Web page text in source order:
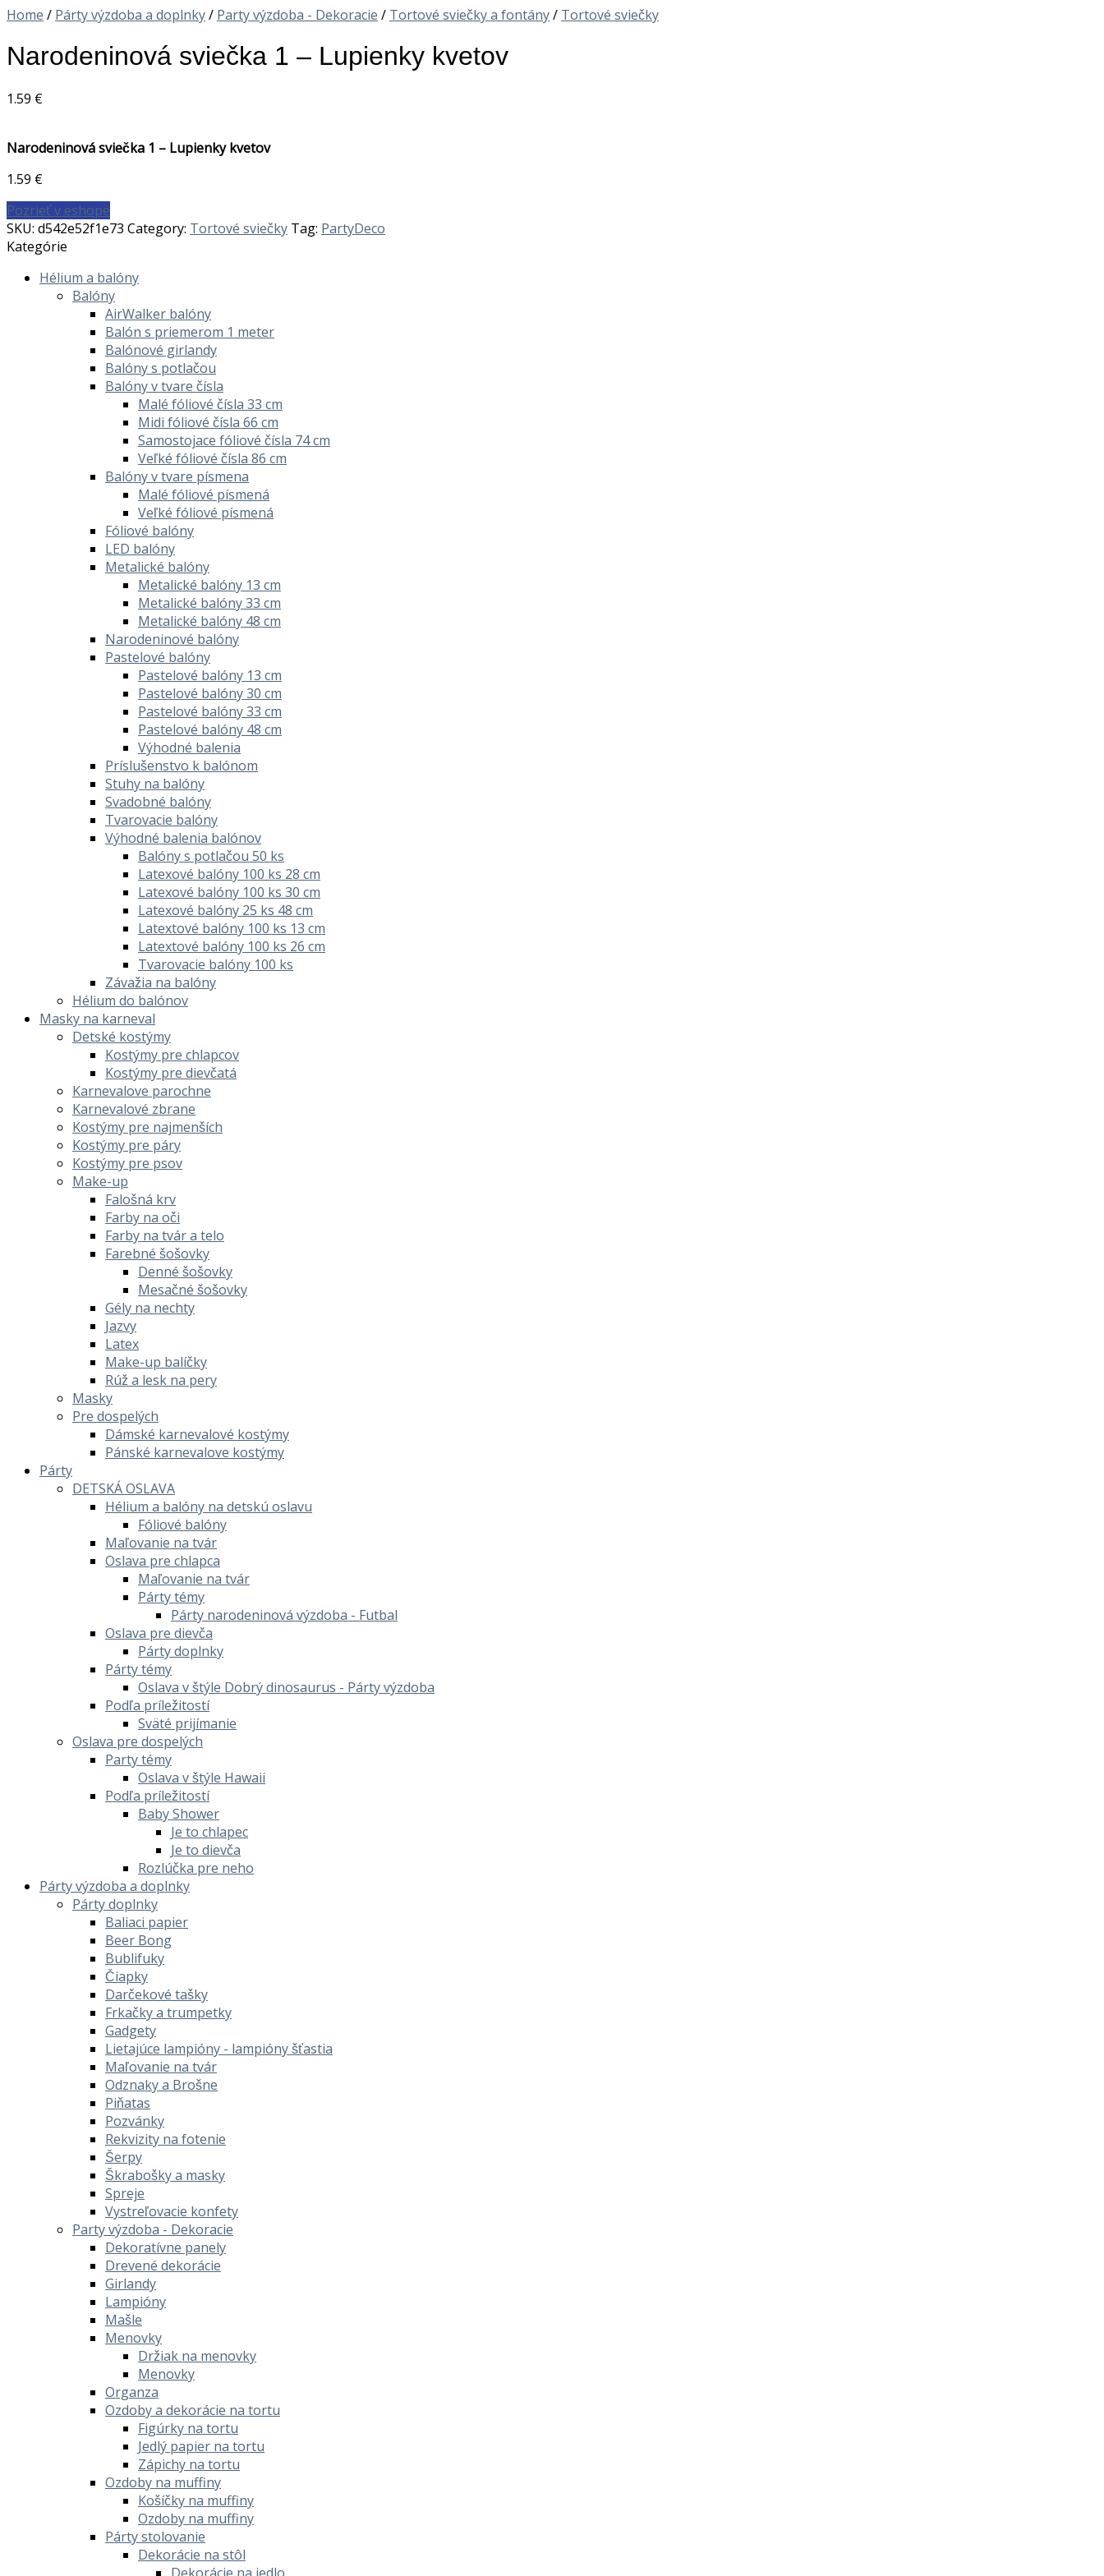
Home / Párty výzdoba a doplnky/ Party výzdoba - Dekoracie / Tortové sviečky a fontány/ Tortové sviečky
Narodeninová sviečka 1 – Lupienky kvetov
1.59 €
Narodeninová sviečka 1 – Lupienky kvetov
1.59 €
Pozrieť v eshope
SKU: d542e52f1e73 Category: Tortové sviečky Tag: PartyDeco
Kategórie
Hélium a balóny
Balóny
AirWalker balóny
Balón s priemerom 1 meter
Balónové girlandy
Balóny s potlačou
Balóny v tvare čísla
Malé fóliové čísla 33 cm
Midi fóliové čísla 66 cm
Samostojace fóliové čísla 74 cm
Veľké fóliové čísla 86 cm
Balóny v tvare písmena
Malé fóliové písmená
Veľké fóliové písmená
Fóliové balóny
LED balóny
Metalické balóny
Metalické balóny 13 cm
Metalické balóny 33 cm
Metalické balóny 48 cm
Narodeninové balóny
Pastelové balóny
Pastelové balóny 13 cm
Pastelové balóny 30 cm
Pastelové balóny 33 cm
Pastelové balóny 48 cm
Výhodné balenia
Príslušenstvo k balónom
Stuhy na balóny
Svadobné balóny
Tvarovacie balóny
Výhodné balenia balónov
Balóny s potlačou 50 ks
Latexové balóny 100 ks 28 cm
Latexové balóny 100 ks 30 cm
Latexové balóny 25 ks 48 cm
Latextové balóny 100 ks 13 cm
Latextové balóny 100 ks 26 cm
Tvarovacie balóny 100 ks
Závažia na balóny
Hélium do balónov
Masky na karneval
Detské kostýmy
Kostýmy pre chlapcov
Kostýmy pre dievčatá
Karnevalove parochne
Karnevalové zbrane
Kostýmy pre najmenších
Kostýmy pre páry
Kostýmy pre psov
Make-up
Falošná krv
Farby na oči
Farby na tvár a telo
Farebné šošovky
Denné šošovky
Mesačné šošovky
Gély na nechty
Jazvy
Latex
Make-up balíčky
Rúž a lesk na pery
Masky
Pre dospelých
Dámské karnevalové kostýmy
Pánské karnevalove kostýmy
Párty
DETSKÁ OSLAVA
Hélium a balóny na detskú oslavu
Fóliové balóny
Maľovanie na tvár
Oslava pre chlapca
Maľovanie na tvár
Párty témy
Párty narodeninová výzdoba - Futbal
Oslava pre dievča
Párty doplnky
Párty témy
Oslava v štýle Dobrý dinosaurus - Párty výzdoba
Podľa príležitostí
Sväté prijímanie
Oslava pre dospelých
Party témy
Oslava v štýle Hawaii
Podľa príležitostí
Baby Shower
Je to chlapec
Je to dievča
Rozlúčka pre neho
Párty výzdoba a doplnky
Párty doplnky
Baliaci papier
Beer Bong
Bublifuky
Čiapky
Darčekové tašky
Frkačky a trumpetky
Gadgety
Lietajúce lampióny - lampióny šťastia
Maľovanie na tvár
Odznaky a Brošne
Piňatas
Pozvánky
Rekvizity na fotenie
Šerpy
Škrabošky a masky
Spreje
Vystreľovacie konfety
Party výzdoba - Dekoracie
Dekoratívne panely
Drevené dekorácie
Girlandy
Lampióny
Mašle
Menovky
Držiak na menovky
Menovky
Organza
Ozdoby a dekorácie na tortu
Figúrky na tortu
Jedlý papier na tortu
Zápichy na tortu
Ozdoby na muffiny
Košíčky na muffiny
Ozdoby na muffiny
Párty stolovanie
Dekorácie na stôl